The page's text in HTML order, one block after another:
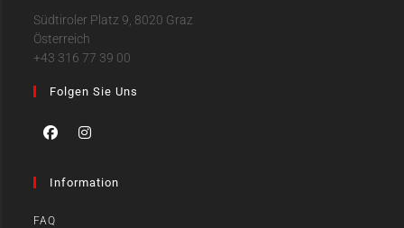
Südtiroler Platz 9, 8020 Graz
Österreich
+43 316 77 39 00
Folgen Sie Uns
Information
FAQ